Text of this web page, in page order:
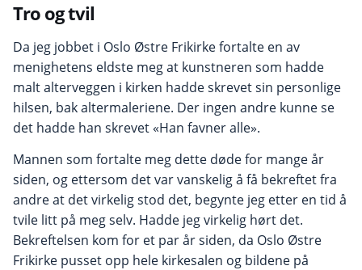
Tro og tvil
Da jeg jobbet i Oslo Østre Frikirke fortalte en av
menighetens eldste meg at kunstneren som hadde
malt alterveggen i kirken hadde skrevet sin personlige
hilsen, bak altermaleriene. Der ingen andre kunne se
det hadde han skrevet «Han favner alle».
Mannen som fortalte meg dette døde for mange år
siden, og ettersom det var vanskelig å få bekreftet fra
andre at det virkelig stod det, begynte jeg etter en tid å
tvile litt på meg selv. Hadde jeg virkelig hørt det.
Bekreftelsen kom for et par år siden, da Oslo Østre
Frikirke pusset opp hele kirkesalen og bildene på